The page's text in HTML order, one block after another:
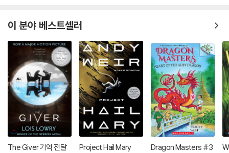
이 분야 베스트셀러
The Giver 기억 전달
Project Hail Mary
Dragon Masters #3